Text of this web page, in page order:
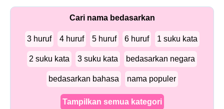
Cari nama bedasarkan
3 huruf 4 huruf 5 huruf 6 huruf 1 suku kata
2 suku kata 3 suku kata bedasarkan negara
bedasarkan bahasa nama populer
Tampilkan semua kategori